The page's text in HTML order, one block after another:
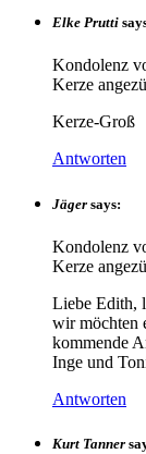
Elke Prutti
Kondolenz
Kerze
Kerze-Groß
Antworten
Jäger says:
Kondolenz
Kerze
Liebe Edith,
wir möchten
kommende
Inge und
Antworten
Kurt Tanner